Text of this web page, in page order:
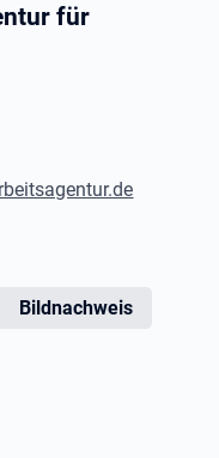
für
Bildnachweis